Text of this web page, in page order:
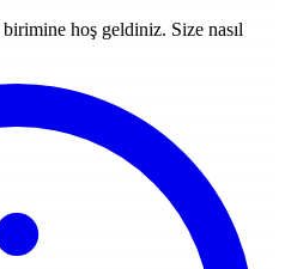
birimine hoş geldiniz. Size nasıl